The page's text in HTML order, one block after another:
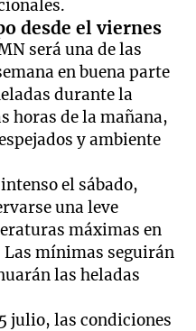
desde el viernes
será una de las
en buena parte
durante la
horas de la mañana,
y ambiente
el sábado,
una leve
máximas en
mínimas seguirán
las heladas
julio, las condiciones